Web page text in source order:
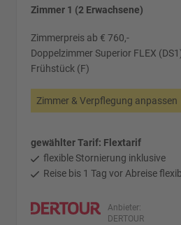
Zimmer 1 (2 Erwachsene)
Zimmerpreis ab € 760,-
Doppelzimmer Superior FLEX
Frühstück (F)
Zimmer & Verpflegung anpassen
gewählter Tarif: Flextarif
flexible Stornierung inklusive
Reise bis 1 Tag vor Abreise
Anbieter:
DERTOUR